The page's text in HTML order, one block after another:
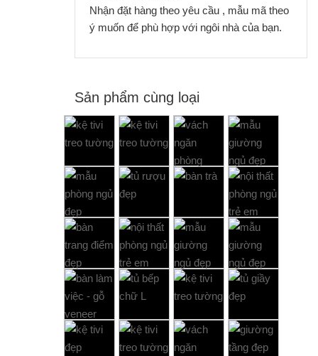
Nhận đặt hàng theo yêu cầu , mẫu mã theo
ý muốn để phù hợp với ngôi nhà của bạn.
Sản phẩm cùng loại